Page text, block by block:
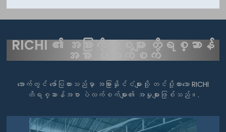
RICHI ၏ အခြားကိစ္စများတိရစ္ဆာန်
အစာ ပဲလက်စက်
အောက်တွင် ဖော်ပြထားသည်မှာ အခြားနိုင်ငံများသို့ တင်ပို့ထားသော RICHI
တိရစ္ဆာန်အစာ ပဲလက်စက်များ၏ အမှုများဖြစ်သည်။.